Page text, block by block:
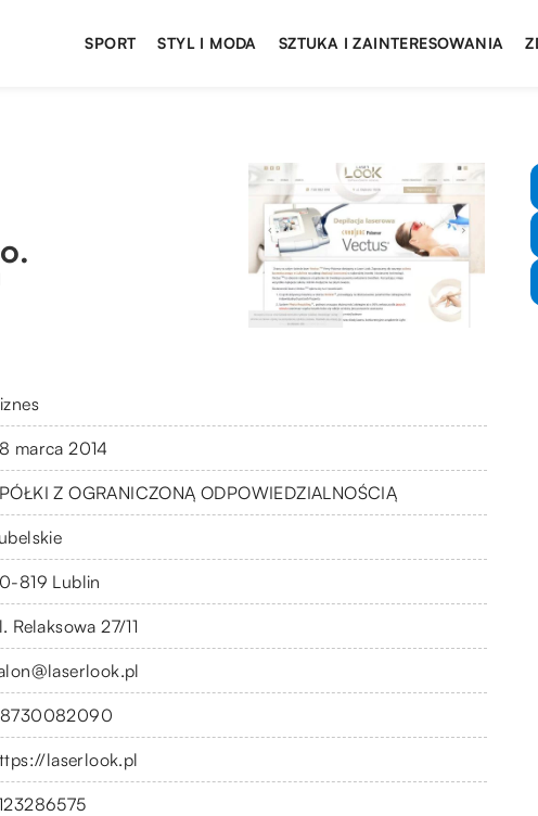
SPORT STYL I MODA SZTUKA I ZAINTERESOWANIA
marca 2014
Z OGRANICZONĄ ODPOWIEDZIALNOŚCIĄ
819 Lublin
Relaksowa 27/11
laserlook.pl